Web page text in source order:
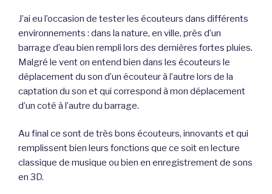
J’ai eu l’occasion de tester les écouteurs dans différents
environnements : dans la nature, en ville, près d’un
barrage d’eau bien rempli lors des dernières fortes pluies.
Malgré le vent on entend bien dans les écouteurs le
déplacement du son d’un écouteur à l’autre lors de la
captation du son et qui correspond à mon déplacement
d’un coté à l’autre du barrage.
Au final ce sont de très bons écouteurs, innovants et qui
remplissent bien leurs fonctions que ce soit en lecture
classique de musique ou bien en enregistrement de sons
en 3D.